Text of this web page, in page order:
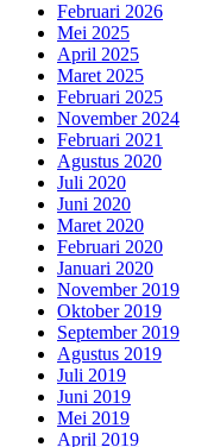
Februari 2026
Mei 2025
April 2025
Maret 2025
Februari 2025
November 2024
Februari 2021
Agustus 2020
Juli 2020
Juni 2020
Maret 2020
Februari 2020
Januari 2020
November 2019
Oktober 2019
September 2019
Agustus 2019
Juli 2019
Juni 2019
Mei 2019
April 2019